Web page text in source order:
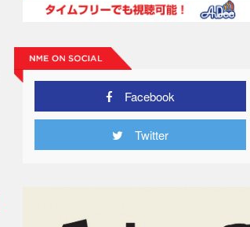
Facebook
Twitter